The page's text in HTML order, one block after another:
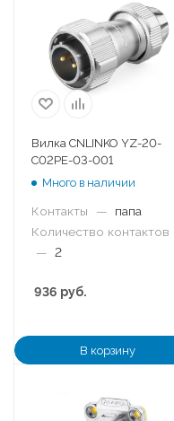
Вилка CNLINKO YZ-20-
C02PE-03-001
Много в наличии
Контакты —
папа
Количество контактов
— 2
936 руб.
В корзину